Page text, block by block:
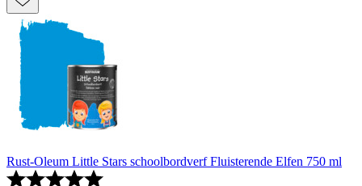
Rust-Oleum Little Stars schoolbordverf Fluisterende Elfen 750 ml